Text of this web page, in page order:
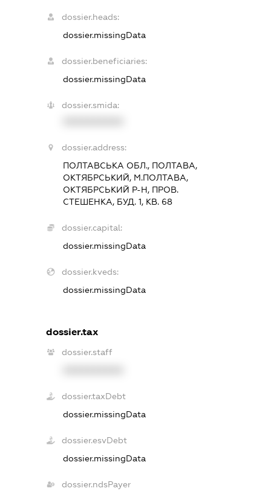
dossier.heads:
dossier.missingData
dossier.beneficiaries:
dossier.missingData
dossier.smida:
dossier.address:
ПОЛТАВСЬКА ОБЛ., ПОЛТАВА,
ОКТЯБРСЬКИЙ, М.ПОЛТАВА,
ОКТЯБРСЬКИЙ Р-Н, ПРОВ.
СТЕШЕНКА, БУД. 1, КВ. 68
dossier.capital:
dossier.missingData
dossier.kveds:
dossier.missingData
dossier.tax
dossier.staff
dossier.taxDebt
dossier.missingData
dossier.esvDebt
dossier.missingData
dossier.ndsPayer